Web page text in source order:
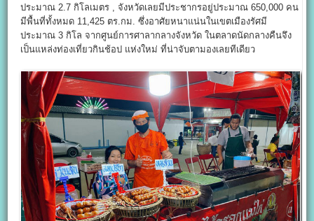
ประมาณ 2.7 กิโลเมตร , จังหวัดเลยมีประชากรอยู่ประมาณ 650,000 คน
มีพื้นที่ทั้งหมด 11,425 ตร.กม. ซึ่งอาศัยหนาแน่นในเขตเมืองรัศมี
ประมาณ 3 กิโล จากศูนย์การศาลากลางจังหวัด ในตลาดนัดกลางคืนจึง
เป็นแหล่งท่องเที่ยวกินช้อป แห่งใหม่ ที่น่าจับตามองเลยทีเดียว